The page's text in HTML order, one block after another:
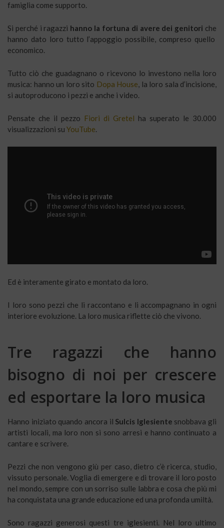
famiglia come supporto.
Si perché i ragazzi hanno la fortuna di avere dei genitori che
hanno dato loro tutto l’appoggio possibile, compreso quello
economico.
Tutto ciò che guadagnano o ricevono lo investono nella loro
musica: hanno un loro sito Dopa House , la loro sala d’incisione,
si autoproducono i pezzi e anche i video.
Pensate che il pezzo Fiori di Gretel ha superato le 30.000
visualizzazioni su YouTube
Ed è interamente girato e montato da loro.
I loro sono pezzi che li raccontano e li accompagnano in ogni
interiore evoluzione. La loro musica riflette ciò che vivono.
Tre ragazzi che hanno
bisogno di noi per crescere
ed esportare la loro musica
Hanno iniziato quando ancora il Sulcis Iglesiente snobbava gli
artisti locali, ma loro non si sono arresi e hanno continuato a
cantare e scrivere.
Pezzi che non vengono giù per caso, dietro c’è ricerca, studio,
vissuto personale. Voglia di emergere e di trovare il loro posto
nel mondo, sempre con un sorriso sulle labbra e cosa che più mi
ha conquistata una grande educazione ed una profonda umiltà.
Sono ragazzi generosi questi tre iglesienti. Nel loro ultimo